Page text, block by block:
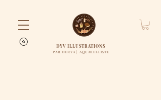
DYV ILLUSTRATIONS
PAR DERYA | AQUARELLISTE